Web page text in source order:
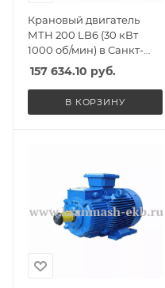
Крановый двигатель
МТН 200 LB6 (30 кВт
1000 об/мин) в Санкт-
Петербурге, Спб
157 634.10 руб.
В КОРЗИНУ